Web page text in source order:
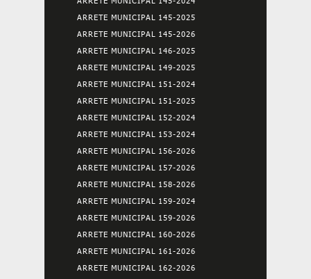
ARRETE MUNICIPAL 145-2025
ARRETE MUNICIPAL 145-2026
ARRETE MUNICIPAL 146-2025
ARRETE MUNICIPAL 149-2025
ARRETE MUNICIPAL 151-2024
ARRETE MUNICIPAL 151-2025
ARRETE MUNICIPAL 152-2024
ARRETE MUNICIPAL 153-2024
ARRETE MUNICIPAL 156-2026
ARRETE MUNICIPAL 157-2026
ARRETE MUNICIPAL 158-2026
ARRETE MUNICIPAL 159-2024
ARRETE MUNICIPAL 159-2026
ARRETE MUNICIPAL 160-2026
ARRETE MUNICIPAL 161-2026
ARRETE MUNICIPAL 162-2026